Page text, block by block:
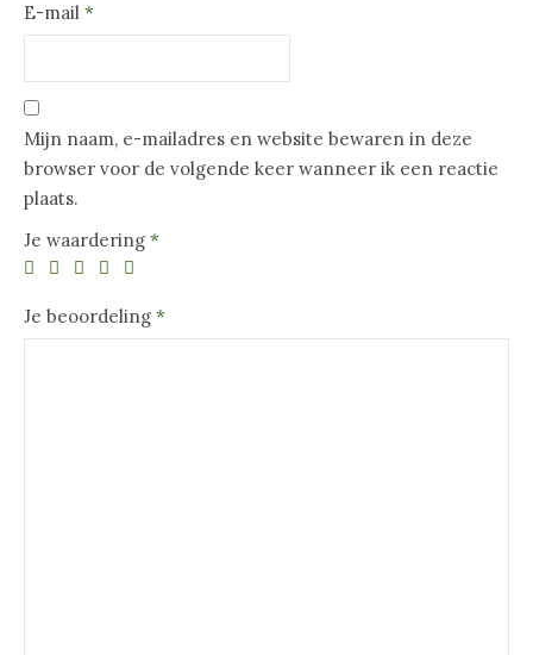
E-mail *
Mijn naam, e-mailadres en website bewaren in deze
browser voor de volgende keer wanneer ik een reactie
plaats.
Je waardering *
Je beoordeling *